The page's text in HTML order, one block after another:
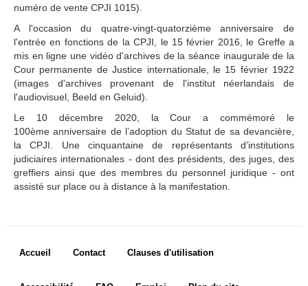
numéro de vente CPJI 1015).
A l'occasion du quatre-vingt-quatorzième anniversaire de
l'entrée en fonctions de la CPJI, le 15 février 2016, le Greffe a
mis en ligne une vidéo d'archives de la séance inaugurale de la
Cour permanente de Justice internationale, le 15 février 1922
(images d'archives provenant de l'institut néerlandais de
l'audiovisuel, Beeld en Geluid).
Le 10 décembre 2020, la Cour a commémoré le
100ème anniversaire de l’adoption du Statut de sa devancière,
la CPJI. Une cinquantaine de représentants d’institutions
judiciaires internationales - dont des présidents, des juges, des
greffiers ainsi que des membres du personnel juridique - ont
assisté sur place ou à distance à la manifestation.
consultatifs et
DOCUMENTS DE BASE
Charte des Nations
Unies
Statut de la Cour
Règlement de la Cour
Instructions de
procédure
Autres textes
matière contentieuse
Footer menu
Accueil Contact Clauses d'utilisation